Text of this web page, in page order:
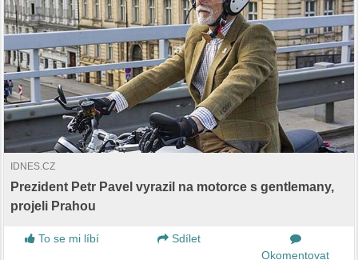
IDNES.CZ
Prezident Petr Pavel vyrazil na motorce s gentlemany,
projeli Prahou
To se mi líbí
Sdílet
Okomentovat